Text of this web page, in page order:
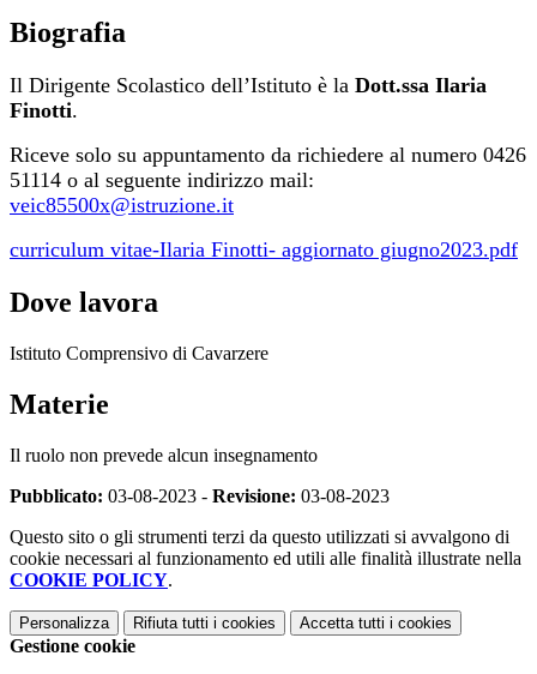
Biografia
Il Dirigente Scolastico dell’Istituto è la Dott.ssa Ilaria
Finotti.
Riceve solo su appuntamento da richiedere al numero 0426
51114 o al seguente indirizzo mail:
veic85500x@istruzione.it
curriculum vitae-Ilaria Finotti- aggiornato giugno2023.pdf
Dove lavora
Istituto Comprensivo di Cavarzere
Materie
Il ruolo non prevede alcun insegnamento
Pubblicato: 03-08-2023 - Revisione: 03-08-2023
Questo sito o gli strumenti terzi da questo utilizzati si avvalgono di
cookie necessari al funzionamento ed utili alle finalità illustrate nella
COOKIE POLICY.
Personalizza Rifiuta tutti i cookies Accetta tutti i cookies
Gestione cookie